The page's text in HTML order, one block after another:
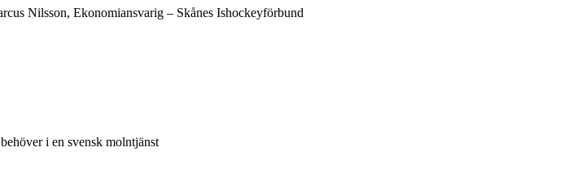
Nilsson, Ekonomiansvarig – Skånes Ishockeyförbund
i en svensk molntjänst